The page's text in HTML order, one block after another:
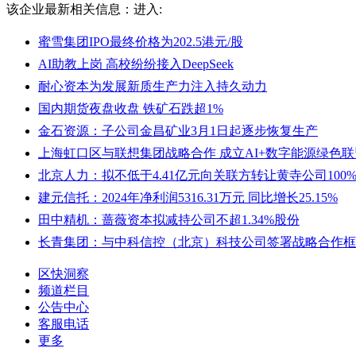
该企业最新相关信息： 进入:
蜜雪集团IPO最终价格为202.5港元/股
AI助教上岗 高校纷纷接入DeepSeek
耐心资本为发展新质生产力注入持久动力
国内期货夜盘收盘 铁矿石跌超1%
金石资源：子公司金昌矿业3月1日起逐步恢复生产
上海虹口区与联想集团战略合作 成立AI+数字能源绿色
北京人力：拟不低于4.41亿元向关联方转让黄寺公司
建元信托：2024年净利润5316.31万元 同比增长25.15%
田中精机：蔷薇资本拟减持公司不超1.34%股份
长青集团：与中科信控（北京）科技公司签署战略合作
区快洞察
频道栏目
公告中心
客服电话
更多